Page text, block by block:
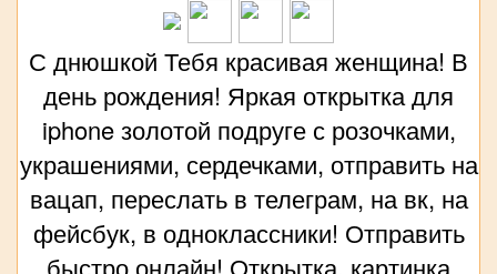
С днюшкой Тебя красивая женщина! В
день рождения! Яркая открытка для
iphone золотой подруге с розочками,
украшениями, сердечками, отправить на
вацап, переслать в телеграм, на вк, на
фейсбук, в одноклассники! Отправить
быстро онлайн! Открытка, картинка